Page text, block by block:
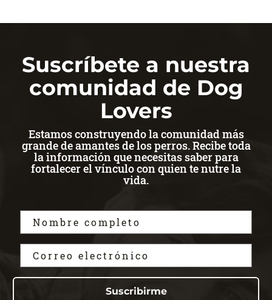
Suscríbete a nuestra
comunidad de Dog
Lovers
Estamos construyendo la comunidad más
grande de amantes de los perros. Recibe toda
la información que necesitas saber para
fortalecer el vínculo con quien te nutre la
vida.
Suscribirme